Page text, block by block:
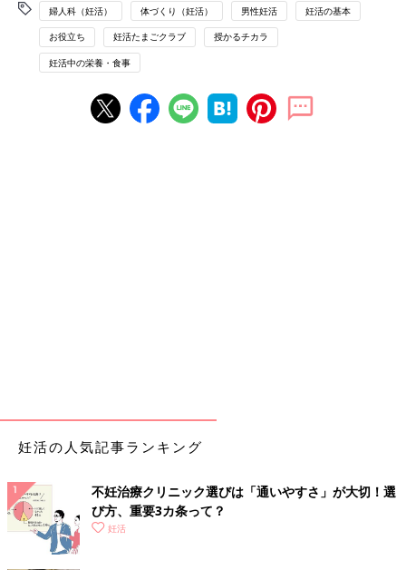
婦人科（妊活） 体づくり（妊活） 男性妊活 妊活の基本
お役立ち 妊活たまごクラブ 授かるチカラ
妊活中の栄養・食事
妊活の人気記事ランキング
不妊治療クリニック選びは「通いやすさ」が大切！選
び方、重要3カ条って？
妊活